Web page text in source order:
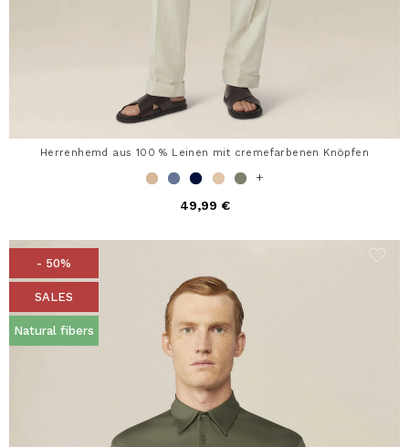
Herrenhemd aus 100 % Leinen mit cremefarbenen Knöpfen
+
49,99 €
- 50%
SALES
Natural fibers